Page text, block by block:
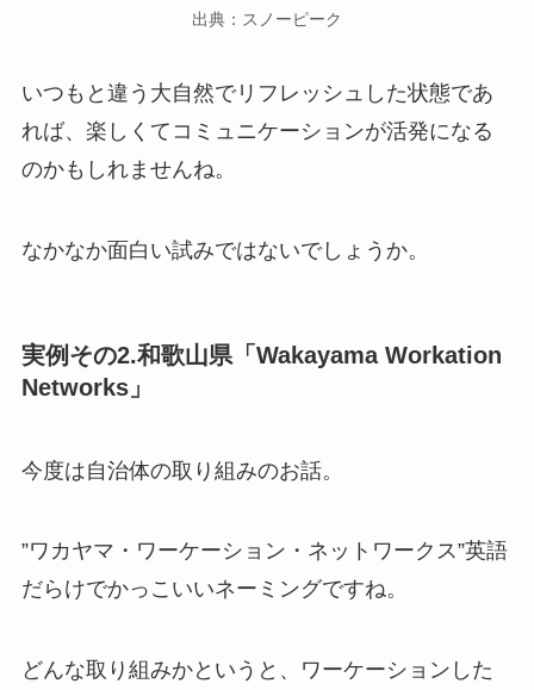
出典：スノーピーク
いつもと違う大自然でリフレッシュした状態であ
れば、楽しくて コミュニケーションが活発になる
のかも しれませんね。
なかなか面白い試みではないでしょうか。
実例その2.和歌山県「Wakayama Workation
Networks」
今度は自治体の取り組みのお話。
”ワカヤマ・ワーケーション・ネットワークス”英語
だらけでかっこいいネーミングですね。
どんな取り組みかというと、ワーケーションした